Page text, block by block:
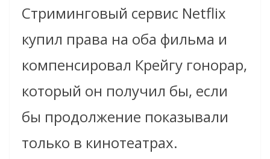
Стриминговый сервис Netflix
купил права на оба фильма и
компенсировал Крейгу гонорар,
который он получил бы, если
бы продолжение показывали
только в кинотеатрах.